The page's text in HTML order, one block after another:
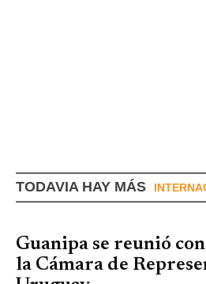
TODAVIA HAY MÁS
Guanipa se reunió
la Cámara de